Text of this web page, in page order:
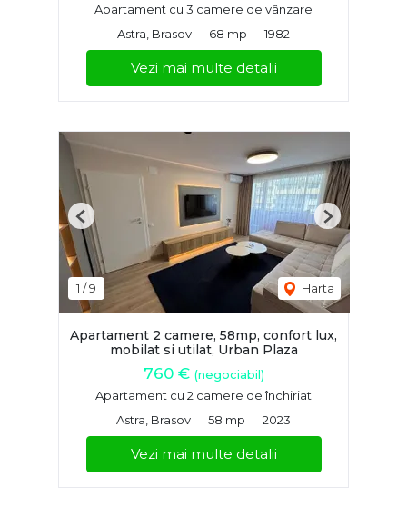
Apartament cu 3 camere de vânzare
Astra, Brasov
68 mp 1982
Vezi mai multe detalii
1 /9 Harta
Previous Next
Apartament 2 camere, 58mp, confort lux,
mobilat si utilat, Urban Plaza
760 € (negociabil)
Apartament cu 2 camere de închiriat
Astra, Brasov
58 mp 2023
Vezi mai multe detalii